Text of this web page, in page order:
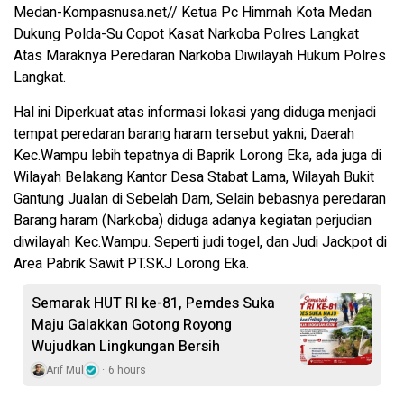
Medan-Kompasnusa.net// Ketua Pc Himmah Kota Medan
Dukung Polda-Su Copot Kasat Narkoba Polres Langkat
Atas Maraknya Peredaran Narkoba Diwilayah Hukum Polres
Langkat.
Hal ini Diperkuat atas informasi lokasi yang diduga menjadi
tempat peredaran barang haram tersebut yakni; Daerah
Kec.Wampu lebih tepatnya di Baprik Lorong Eka, ada juga di
Wilayah Belakang Kantor Desa Stabat Lama, Wilayah Bukit
Gantung Jualan di Sebelah Dam, Selain bebasnya peredaran
Barang haram (Narkoba) diduga adanya kegiatan perjudian
diwilayah Kec.Wampu. Seperti judi togel, dan Judi Jackpot di
Area Pabrik Sawit PT.SKJ Lorong Eka.
Semarak HUT RI ke-81, Pemdes Suka
Maju Galakkan Gotong Royong
Wujudkan Lingkungan Bersih
Arif Mul 6 hours